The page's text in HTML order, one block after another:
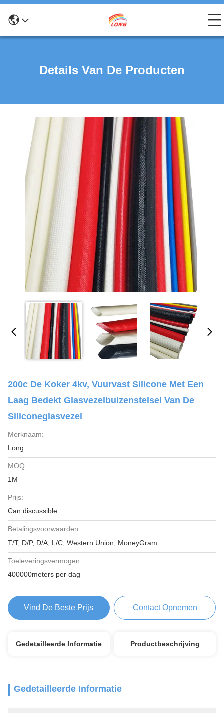
Details Van De Producten
200c De Koker 4kv, Vuurvast Silicone Met Een
Laag Bedekt Glasvezelbuizenstelsel Van De
Siliconeglasvezel
Merknaam:
Long
MOQ:
1M
Prijs:
Can discussible
Betalingsvoorwaarden:
T/T, D/P, D/A, L/C, Western Union, MoneyGram
Toeleveringsvermogen:
400000meters per dag
Vind De Beste Prijs Contact Opnemen
Gedetailleerde Informatie Productbeschrijving
Gedetailleerde Informatie